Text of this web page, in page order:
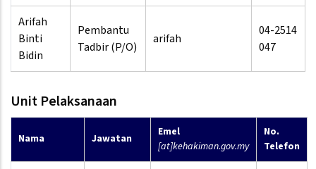
Arifah
Binti
Bidin
Pembantu
Tadbir (P/O)
arifah
04-2514
047
Unit Pelaksanaan
Nama Jawatan
Emel
[at]kehakiman.gov.my
No.
Telefon